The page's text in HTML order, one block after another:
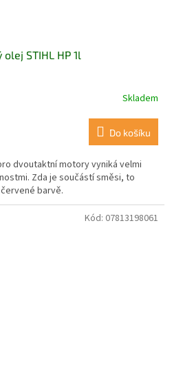
STIHL HP 1l
Skladem
Do košíku
dvoutaktní motory vyniká velmi
Zda je součástí směsi, to
barvě.
Kód: 07813198061